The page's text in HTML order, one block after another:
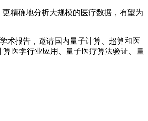
精确地分析大规模的医疗数据，有望为
术报告，邀请国内量子计算、超算和医
医学行业应用、量子医疗算法验证、量